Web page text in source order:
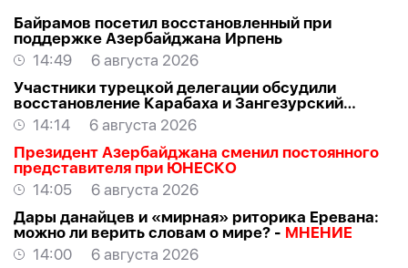
Байрамов посетил восстановленный при
поддержке Азербайджана Ирпень
14:49
6 августа 2026
Участники турецкой делегации обсудили
восстановление Карабаха и Зангезурский
коридор
14:14
6 августа 2026
Президент Азербайджана сменил постоянного
представителя при ЮНЕСКО
14:05
6 августа 2026
Дары данайцев и «мирная» риторика Еревана:
можно ли верить словам о мире? - МНЕНИЕ
14:00
6 августа 2026